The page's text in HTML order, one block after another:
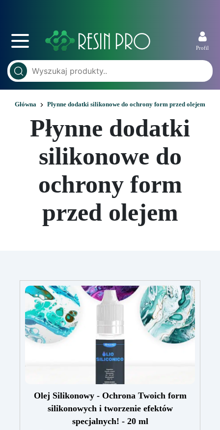
Profil
Główna Płynne dodatki silikonowe do ochrony form przed olejem
Płynne dodatki
silikonowe do
ochrony form
przed olejem
Olej Silikonowy - Ochrona Twoich form
silikonowych i tworzenie efektów
specjalnych! - 20 ml